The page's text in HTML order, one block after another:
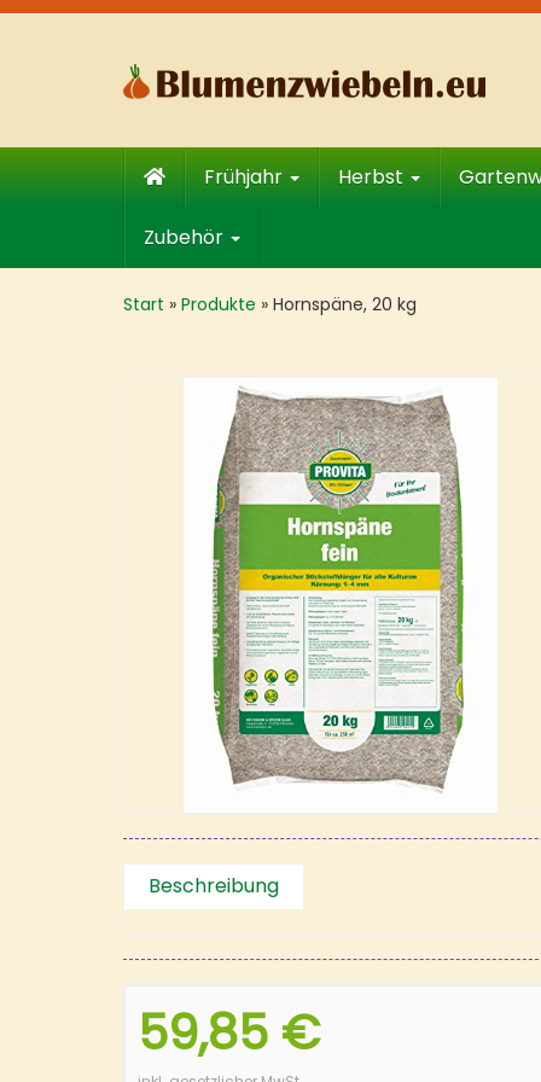
Skip
Frühjahr Herbst
Zubehör
Start » Produkte » Hornspäne, 20 kg
Beschreibung
59,85 €